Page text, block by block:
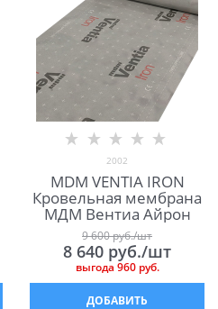
2002
MDM VENTIA IRON
Кровельная мембрана
МДМ Вентиа Айрон
9 600 руб./шт
8 640 руб./шт
выгода 960 руб.
ДОБАВИТЬ